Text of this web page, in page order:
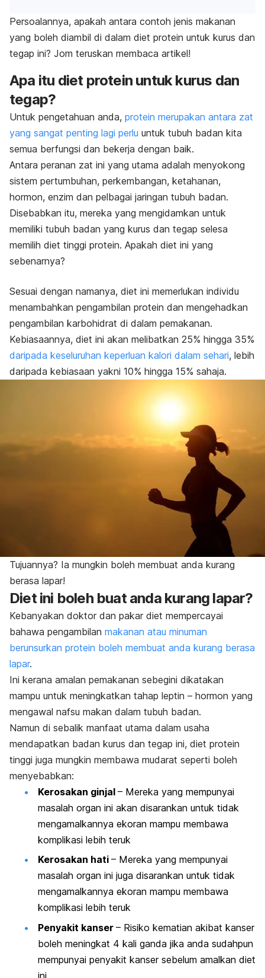
Persoalannya, apakah antara contoh jenis makanan
yang boleh diambil di dalam diet protein untuk kurus dan
tegap ini? Jom teruskan membaca artikel!
Apa itu diet protein untuk kurus dan
tegap?
Untuk pengetahuan anda, protein merupakan antara zat
yang sangat penting lagi perlu untuk tubuh badan kita
semua berfungsi dan bekerja dengan baik.
Antara peranan zat ini yang utama adalah menyokong
sistem pertumbuhan, perkembangan, ketahanan,
hormon, enzim dan pelbagai jaringan tubuh badan.
Disebabkan itu, mereka yang mengidamkan untuk
memiliki tubuh badan yang kurus dan tegap selesa
memilih diet tinggi protein. Apakah diet ini yang
sebenarnya?
Sesuai dengan namanya, diet ini memerlukan individu
menambahkan pengambilan protein dan mengehadkan
pengambilan karbohidrat di dalam pemakanan.
Kebiasaannya, diet ini akan melibatkan 25% hingga 35%
daripada keseluruhan keperluan kalori dalam sehari, lebih
daripada kebiasaan yakni 10% hingga 15% sahaja.
Tujuannya? Ia mungkin boleh membuat anda kurang
berasa lapar!
Diet ini boleh buat anda kurang lapar?
Kebanyakan doktor dan pakar diet mempercayai
bahawa pengambilan makanan atau minuman
berunsurkan protein boleh membuat anda kurang berasa
lapar.
Ini kerana amalan pemakanan sebegini dikatakan
mampu untuk meningkatkan tahap leptin – hormon yang
mengawal nafsu makan dalam tubuh badan.
Namun di sebalik manfaat utama dalam usaha
mendapatkan badan kurus dan tegap ini, diet protein
tinggi juga mungkin membawa mudarat seperti boleh
menyebabkan:
Kerosakan ginjal – Mereka yang mempunyai
masalah organ ini akan disarankan untuk tidak
mengamalkannya ekoran mampu membawa
komplikasi lebih teruk
Kerosakan hati – Mereka yang mempunyai
masalah organ ini juga disarankan untuk tidak
mengamalkannya ekoran mampu membawa
komplikasi lebih teruk
Penyakit kanser – Risiko kematian akibat kanser
boleh meningkat 4 kali ganda jika anda sudahpun
mempunyai penyakit kanser sebelum amalkan diet
ini